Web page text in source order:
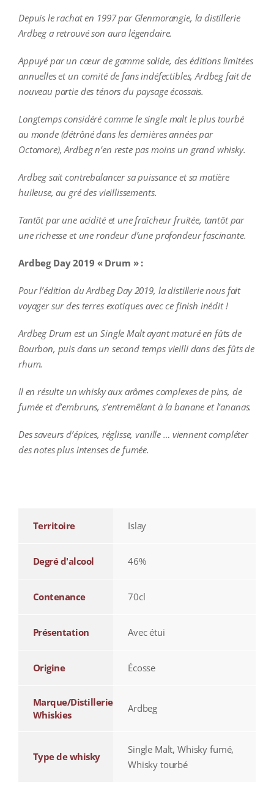
Depuis le rachat en 1997 par Glenmorangie, la distillerie
Ardbeg a retrouvé son aura légendaire.
Appuyé par un cœur de gamme solide, des éditions limitées
annuelles et un comité de fans indéfectibles, Ardbeg fait de
nouveau partie des ténors du paysage écossais.
Longtemps considéré comme le single malt le plus tourbé
au monde (détrôné dans les dernières années par
Octomore), Ardbeg n’en reste pas moins un grand whisky.
Ardbeg sait contrebalancer sa puissance et sa matière
huileuse, au gré des vieillissements.
Tantôt par une acidité et une fraîcheur fruitée, tantôt par
une richesse et une rondeur d’une profondeur fascinante.
Ardbeg Day 2019 « Drum » :
Pour l’édition du Ardbeg Day 2019, la distillerie nous fait
voyager sur des terres exotiques avec ce finish inédit !
Ardbeg Drum est un Single Malt ayant maturé en fûts de
Bourbon, puis dans un second temps vieilli dans des fûts de
rhum.
Il en résulte un whisky aux arômes complexes de pins, de
fumée et d’embruns, s’entremêlant à la banane et l’ananas.
Des saveurs d’épices, réglisse, vanille … viennent compléter
des notes plus intenses de fumée.
Territoire Islay
Degré d'alcool 46%
Contenance 70cl
Présentation Avec étui
Origine Écosse
Marque/Distillerie
Whiskies
Ardbeg
Type de whisky
Single Malt, Whisky fumé,
Whisky tourbé